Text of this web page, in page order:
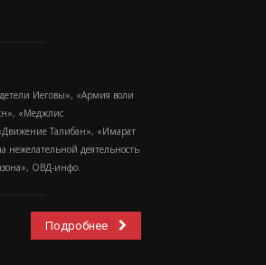
Иеговы», «Армия воли
«Меджлис
Талибан», «Имарат
нежелательной деятельность
ОВД-инфо.
Подробнее